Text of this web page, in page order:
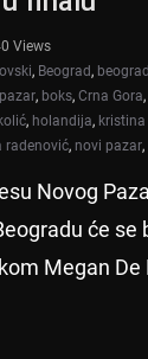
Views
, Beograd,
, boks, Crna Gora,
, holandija,
radenović, novi pazar,
Novog
će se
Megan De